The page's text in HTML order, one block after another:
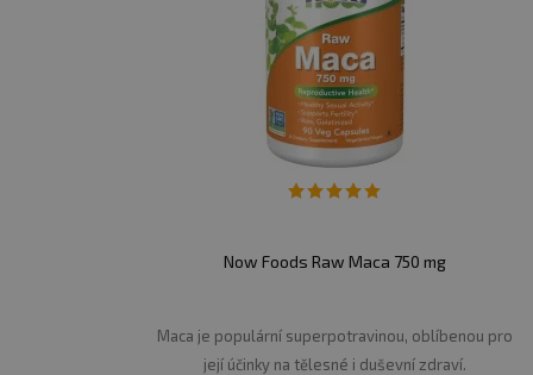
Now Foods Raw Maca 750 mg
Maca je populární superpotravinou, oblíbenou pro
její účinky na tělesné i duševní zdraví.